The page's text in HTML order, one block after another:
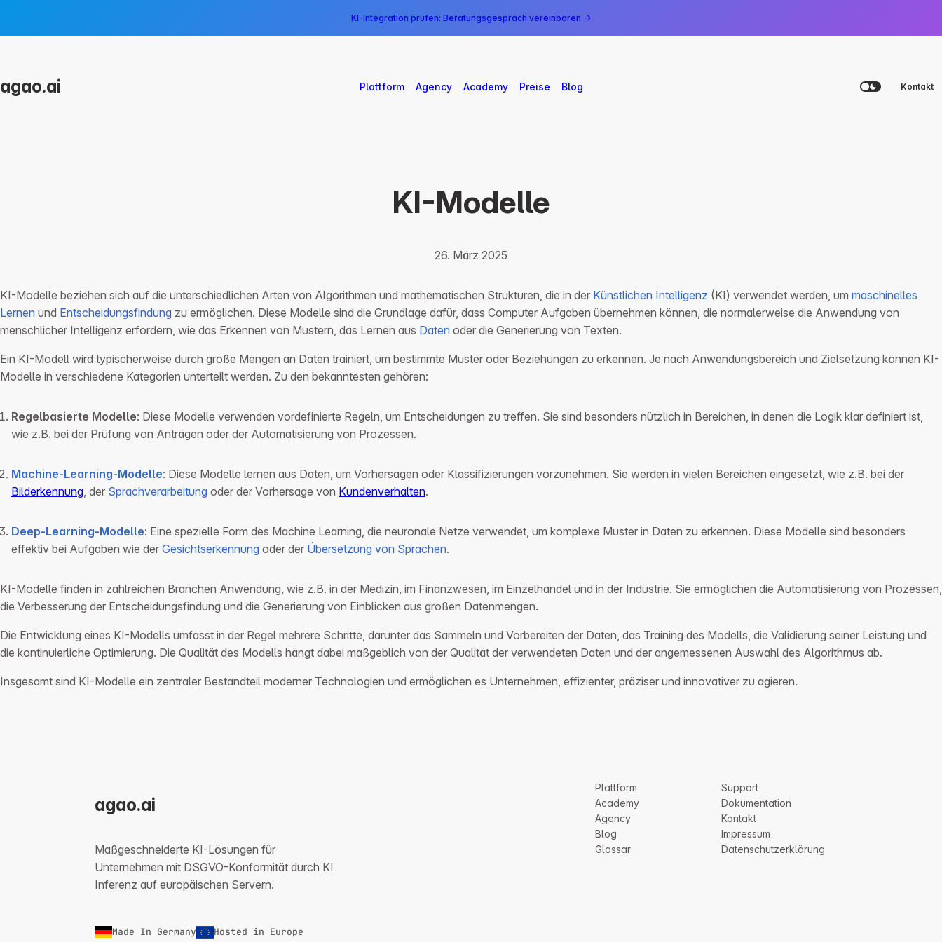
KI-Integration prüfen: Beratungsgespräch vereinbaren →
agao.ai Plattform Agency Academy Preise Blog Kontakt
KI-Modelle
26. März 2025
KI-Modelle beziehen sich auf die unterschiedlichen Arten von Algorithmen und mathematischen Strukturen, die in der Künstlichen Intelligenz (KI) verwendet werden, um maschinelles
Lernen und Entscheidungsfindung zu ermöglichen. Diese Modelle sind die Grundlage dafür, dass Computer Aufgaben übernehmen können, die normalerweise die Anwendung von
menschlicher Intelligenz erfordern, wie das Erkennen von Mustern, das Lernen aus Daten oder die Generierung von Texten.
Ein KI-Modell wird typischerweise durch große Mengen an Daten trainiert, um bestimmte Muster oder Beziehungen zu erkennen. Je nach Anwendungsbereich und Zielsetzung können KI-
Modelle in verschiedene Kategorien unterteilt werden. Zu den bekanntesten gehören:
Regelbasierte Modelle: Diese Modelle verwenden vordefinierte Regeln, um Entscheidungen zu treffen. Sie sind besonders nützlich in Bereichen, in denen die Logik klar definiert ist,
wie z.B. bei der Prüfung von Anträgen oder der Automatisierung von Prozessen.
Machine-Learning-Modelle: Diese Modelle lernen aus Daten, um Vorhersagen oder Klassifizierungen vorzunehmen. Sie werden in vielen Bereichen eingesetzt, wie z.B. bei der
Bilderkennung , der Sprachverarbeitung oder der Vorhersage von Kundenverhalten.
Deep-Learning-Modelle: Eine spezielle Form des Machine Learning, die neuronale Netze verwendet, um komplexe Muster in Daten zu erkennen. Diese Modelle sind besonders
effektiv bei Aufgaben wie der Gesichtserkennung oder der Übersetzung von Sprachen.
KI-Modelle finden in zahlreichen Branchen Anwendung, wie z.B. in der Medizin, im Finanzwesen, im Einzelhandel und in der Industrie. Sie ermöglichen die Automatisierung von Prozessen,
die Verbesserung der Entscheidungsfindung und die Generierung von Einblicken aus großen Datenmengen.
Die Entwicklung eines KI-Modells umfasst in der Regel mehrere Schritte, darunter das Sammeln und Vorbereiten der Daten, das Training des Modells, die Validierung seiner Leistung und
die kontinuierliche Optimierung. Die Qualität des Modells hängt dabei maßgeblich von der Qualität der verwendeten Daten und der angemessenen Auswahl des Algorithmus ab.
Insgesamt sind KI-Modelle ein zentraler Bestandteil moderner Technologien und ermöglichen es Unternehmen, effizienter, präziser und innovativer zu agieren.
agao.ai
Maßgeschneiderte KI-Lösungen für
Unternehmen mit DSGVO-Konformität durch KI
Inferenz auf europäischen Servern.
Made In Germany Hosted in Europe
Plattform
Academy
Agency
Blog
Glossar
Support
Dokumentation
Kontakt
Impressum
Datenschutzerklärung